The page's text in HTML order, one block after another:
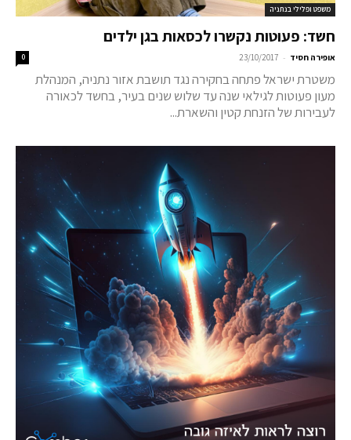
משפט ופלילי בנתניה
חשד: פעוטות נקשרו לכסאות בגן ילדים
אופירה חסיד -
23/10/2017
0
משטרת ישראל פתחה בחקירה נגד תושבת אזור נתניה, המנהלת
מעון פעוטות לגילאי שנה עד שלוש שנים בעיר, בחשד לכאורה
לעבירות של הזנחת קטין והשארת...